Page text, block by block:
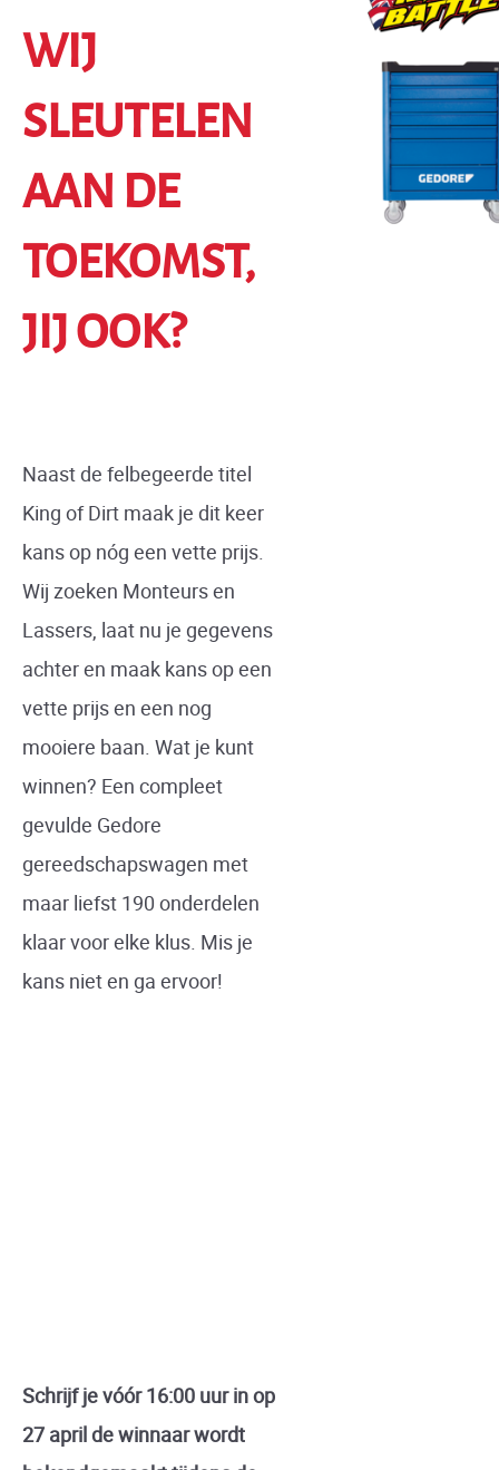
WIJ
SLEUTELEN
AAN DE
TOEKOMST,
JIJ OOK?
Naast de felbegeerde titel
King of Dirt maak je dit keer
kans op nóg een vette prijs.
Wij zoeken Monteurs en
Lassers, laat nu je gegevens
achter en maak kans op een
vette prijs en een nog
mooiere baan. Wat je kunt
winnen? Een compleet
gevulde Gedore
gereedschapswagen met
maar liefst 190 onderdelen
klaar voor elke klus. Mis je
kans niet en ga ervoor!
Schrijf je vóór 16:00 uur in op
27 april de winnaar wordt